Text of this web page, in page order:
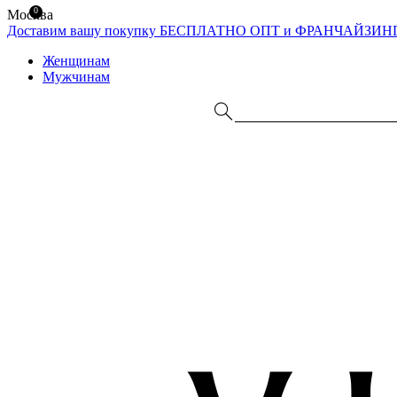
Москва
Доставим вашу покупку БЕСПЛАТНО ОПТ и
Женщинам
Мужчинам
0